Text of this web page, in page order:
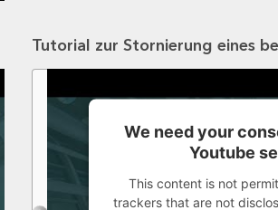
Tutorial zur Stornierung eines
We need your
Youtube
This content is not
trackers that are not